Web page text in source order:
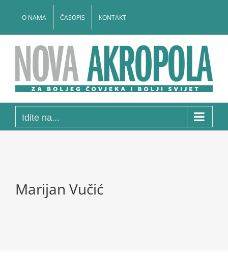
O NAMA ČASOPIS KONTAKT
Idite na...
Marijan Vučić